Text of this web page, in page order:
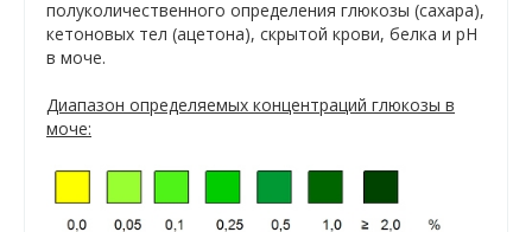
полуколичественного определения глюкозы (сахара),
кетоновых тел (ацетона), скрытой крови, белка и рН
в моче.
Диапазон определяемых концентраций глюкозы в
моче: